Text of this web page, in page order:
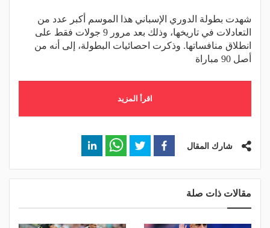
شهدت بطولة الدوري الإسباني هذا الموسم أكبر عدد من
التعادلات في تاريخها، وذلك بعد مرور 9 جولات فقط على
انطلاق منافساتها. وذكرت احصائيات البطولة، إلى أنه من
أصل 90 مباراة
اقرأ المزيد
شارك المقال
مقالات ذات صلة